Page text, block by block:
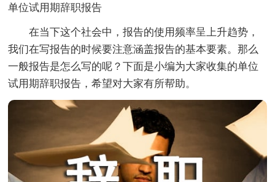
单位试用期辞职报告
在当下这个社会中，报告的使用频率呈上升趋势，
我们在写报告的时候要注意涵盖报告的基本要素。那么
一般报告是怎么写的呢？下面是小编为大家收集的单位
试用期辞职报告，希望对大家有所帮助。